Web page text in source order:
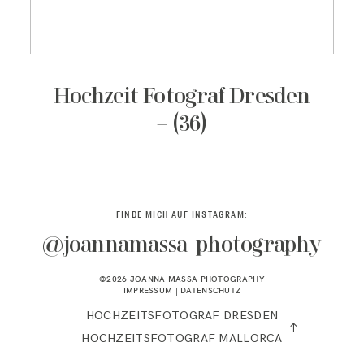
Hochzeit Fotograf Dresden
– (36)
FINDE MICH AUF INSTAGRAM:
@joannamassa_photography
©2026 JOANNA MASSA PHOTOGRAPHY
IMPRESSUM | DATENSCHUTZ
HOCHZEITSFOTOGRAF DRESDEN
HOCHZEITSFOTOGRAF MALLORCA